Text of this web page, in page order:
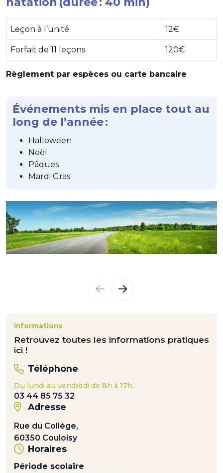
Leçon à l’unité 12€
Forfait de 11 leçons 120€
Règlement par espèces ou carte bancaire
Événements mis en place tout au
long de l’année :
Halloween
Noël
Pâques
Mardi Gras
Informations
Retrouvez toutes les informations pratiques
ici !
Téléphone
Du lundi au vendredi de 8h à 17h.
03 44 85 75 32
Adresse
Rue du Collège,
60350 Couloisy
Horaires
Période scolaire